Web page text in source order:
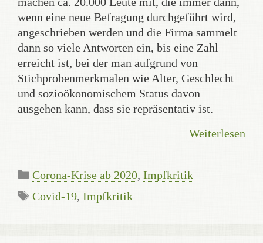
wenn eine neue Befragung durchgeführt wird,
angeschrieben werden und die Firma sammelt
dann so viele Antworten ein, bis eine Zahl
erreicht ist, bei der man aufgrund von
Stichprobenmerkmalen wie Alter, Geschlecht
und sozioökonomischem Status davon
ausgehen kann, dass sie repräsentativ ist.
Weiterlesen
Kategorien
Corona-Krise ab 2020, Impfkritik
Schlagwörter
Covid-19, Impfkritik